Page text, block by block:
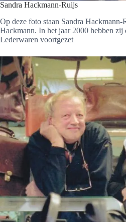
Sandra Hackmann-Ruijs
Op deze foto staan Sandra Hackmann-
Hackmann. In het jaar 2000 hebben zij
Lederwaren voortgezet